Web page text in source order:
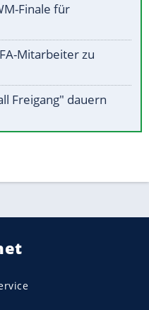
Finale für
Mitarbeiter zu
Freigang" dauern